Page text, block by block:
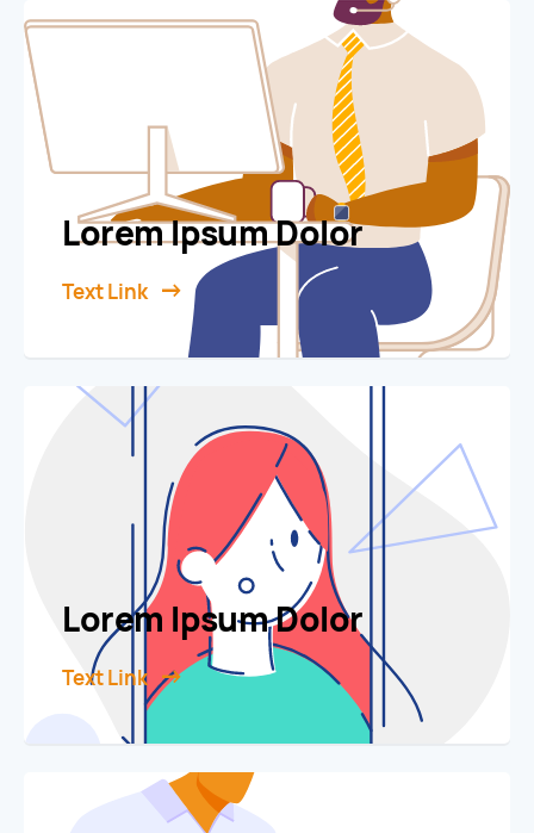
Lorem Ipsum Dolor
Text Link
Lorem Ipsum Dolor
Text Link